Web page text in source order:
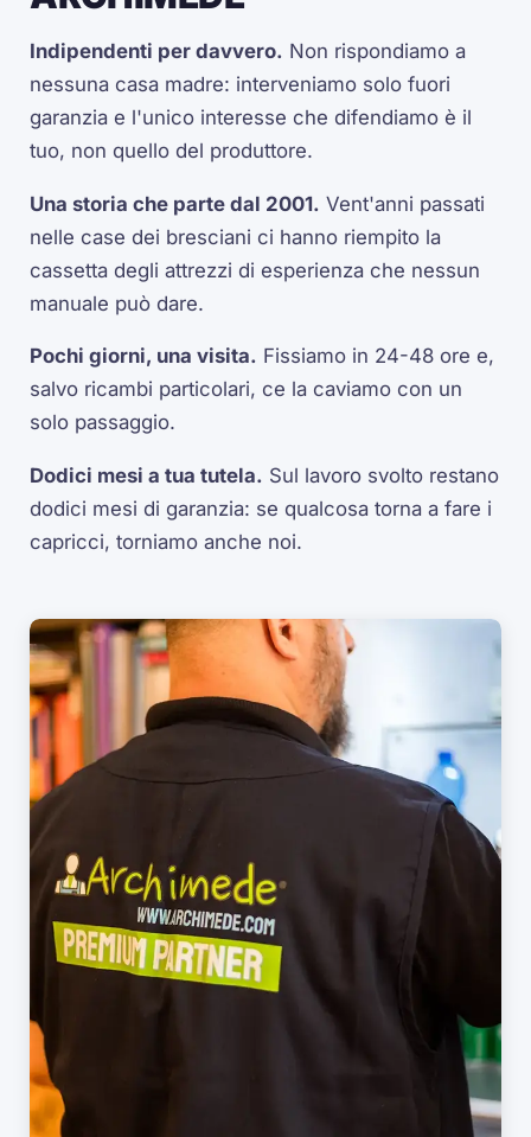
Indipendenti per davvero. Non rispondiamo a
nessuna casa madre: interveniamo solo fuori
garanzia e l'unico interesse che difendiamo è il
tuo, non quello del produttore.
Una storia che parte dal 2001. Vent'anni passati
nelle case dei bresciani ci hanno riempito la
cassetta degli attrezzi di esperienza che nessun
manuale può dare.
Pochi giorni, una visita. Fissiamo in 24-48 ore e,
salvo ricambi particolari, ce la caviamo con un
solo passaggio.
Dodici mesi a tua tutela. Sul lavoro svolto restano
dodici mesi di garanzia: se qualcosa torna a fare i
capricci, torniamo anche noi.